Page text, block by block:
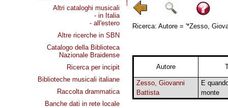
Altri cataloghi musicali
- in Italia
- all'estero
Altre ricerche in SBN
Catalogo della Biblioteca
Nazionale Braidense
Ricerca per incipit
Biblioteche musicali italiane
Raccolta drammatica
Banche dati in rete locale
Ricerca: Autore = '*Zesso,
Autore
Zesso, Giovanni
Battista
E
monte